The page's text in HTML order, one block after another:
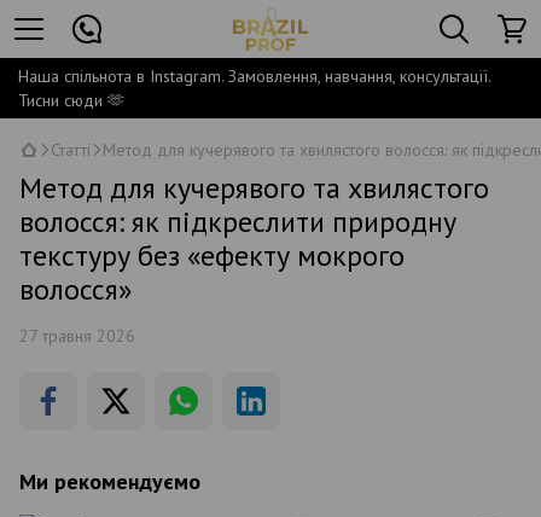
Наша спільнота в Instagram. Замовлення, навчання, консультації.
Тисни сюди 🫶
Статті Метод для кучерявого та хвилястого волосся: як
Метод для кучерявого та хвилястого
волосся: як підкреслити природну
текстуру без «ефекту мокрого
волосся»
27 травня 2026
Ми рекомендуємо